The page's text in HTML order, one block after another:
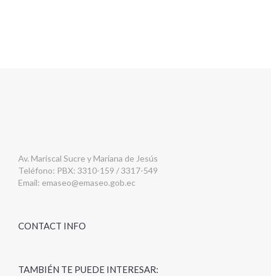
Av. Mariscal Sucre y Mariana de Jesús
Teléfono: PBX: 3310-159 / 3317-549
Email: emaseo@emaseo.gob.ec
CONTACT INFO
TAMBIÉN TE PUEDE INTERESAR: